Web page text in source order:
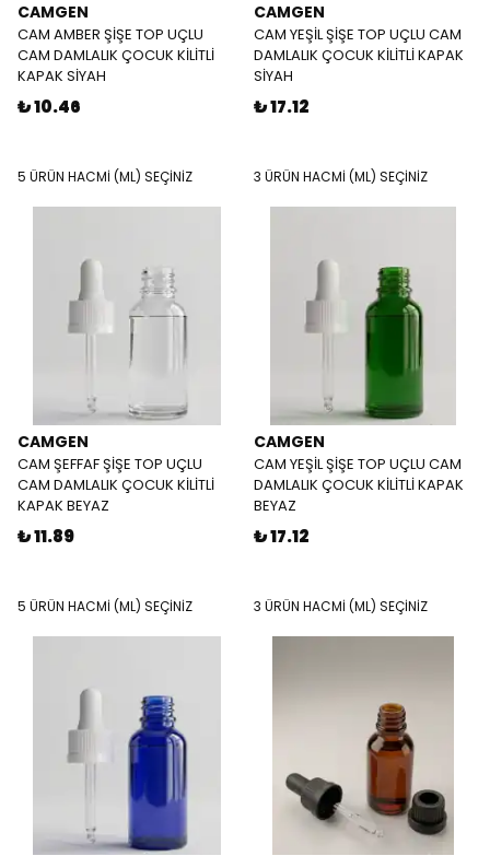
CAMGEN
CAM AMBER ŞİŞE TOP UÇLU
CAM DAMLALIK ÇOCUK KİLİTLİ
KAPAK SİYAH
₺ 10.46
5 ÜRÜN HACMİ (ML) SEÇİNİZ
CAMGEN
CAM YEŞİL ŞİŞE TOP UÇLU CAM
DAMLALIK ÇOCUK KİLİTLİ KAPAK
SİYAH
₺ 17.12
3 ÜRÜN HACMİ (ML) SEÇİNİZ
CAMGEN
CAM ŞEFFAF ŞİŞE TOP UÇLU
CAM DAMLALIK ÇOCUK KİLİTLİ
KAPAK BEYAZ
₺ 11.89
5 ÜRÜN HACMİ (ML) SEÇİNİZ
CAMGEN
CAM YEŞİL ŞİŞE TOP UÇLU CAM
DAMLALIK ÇOCUK KİLİTLİ KAPAK
BEYAZ
₺ 17.12
3 ÜRÜN HACMİ (ML) SEÇİNİZ